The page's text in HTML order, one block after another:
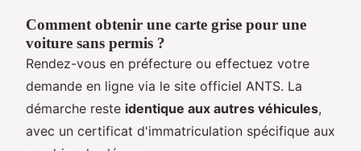
Comment obtenir une carte grise pour une
voiture sans permis ?
Rendez-vous en préfecture ou effectuez votre
demande en ligne via le site officiel ANTS. La
démarche reste identique aux autres véhicules,
avec un certificat d'immatriculation spécifique aux